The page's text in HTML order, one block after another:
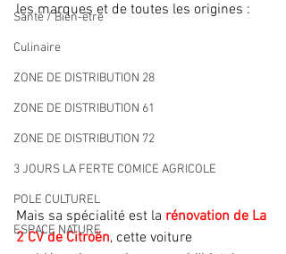
Santé / Bien-être
Culinaire
ZONE DE DISTRIBUTION 28
ZONE DE DISTRIBUTION 61
ZONE DE DISTRIBUTION 72
3 JOURS LA FERTE COMICE AGRICOLE
POLE CULTUREL
ESPACE NATURE
les marques et de toutes les origines :
Mais sa spécialité est la rénovation de La
2 CV de Citroën, cette voiture